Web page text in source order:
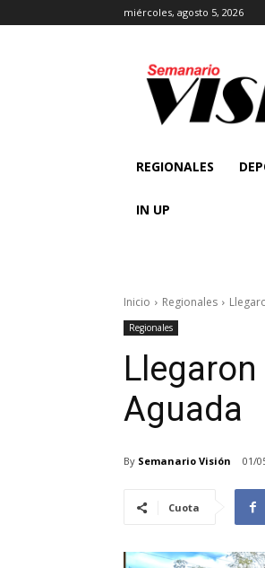
miércoles, agosto 5, 2026
REGIONALES
IN UP
Inicio Regionales
Regionales
Aguada
By Semanario Visión 01/
Cuota